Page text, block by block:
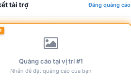
tài trợ Đăng quảng cáo
Quảng cáo tại vị trí #1
Nhấn để đặt quảng cáo của bạn